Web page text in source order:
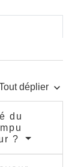
déplier keyboard_arrow_down
du
?